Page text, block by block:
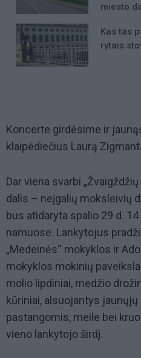
miesto
Kas tas
rytais
Koncerte girdėsime ir
klaipėdiečius Laurą
Dar viena svarbi
dalis – neįgalių moksleivių
bus atidaryta spalio 29 d.
namuose. Lankytojus
„Medeinės“ mokyklos ir
mokyklos mokinių
molio lipdiniai, medžio
kūriniai, alsuojantys
pastangomis, meile bei
vieno lankytojo širdį.